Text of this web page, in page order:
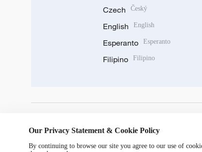
Czech Český
English English
Esperanto Esperanto
Filipino Filipino
Our Privacy Statement & Cookie Policy
By continuing to browse our site you agree to our use of